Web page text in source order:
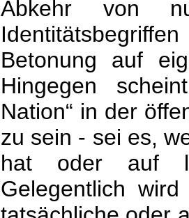
Abkehr von
Betonung auf
Hingegen
Nation“ in der
zu sein - sei es,
hat oder auf
Gelegentlich